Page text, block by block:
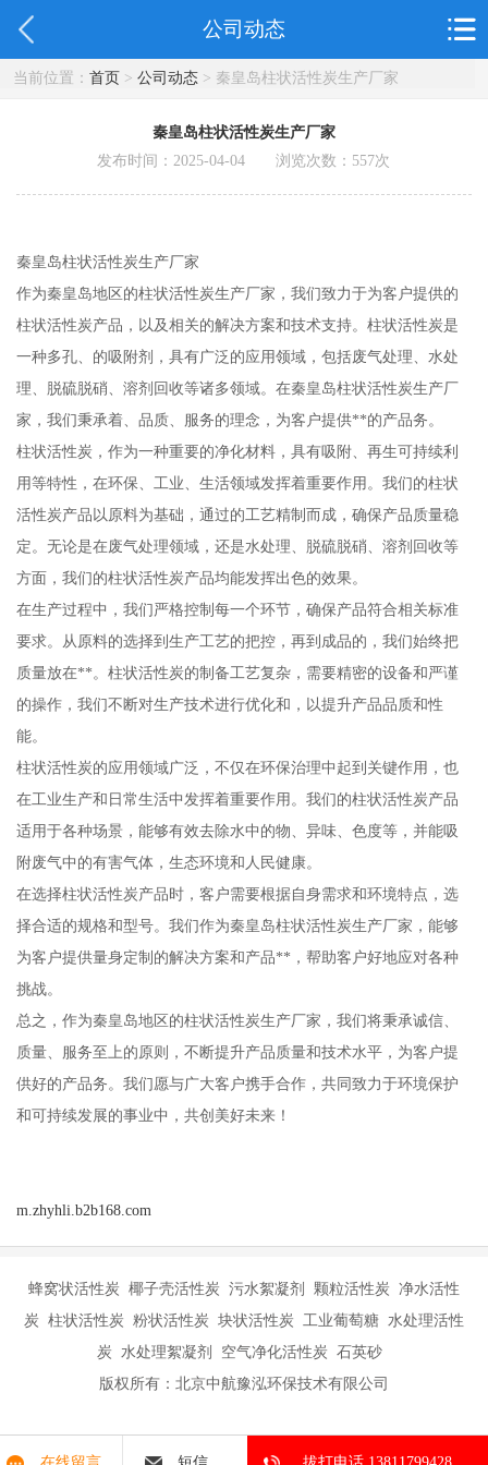
公司动态
当前位置： 首页> 公司动态> 秦皇岛柱状活性炭生产厂家
秦皇岛柱状活性炭生产厂家
发布时间：2025-04-04 浏览次数： 557次
秦皇岛柱状活性炭生产厂家
作为秦皇岛地区的柱状活性炭生产厂家，我们致力于为客户提供的
柱状活性炭产品，以及相关的解决方案和技术支持。柱状活性炭是
一种多孔、的吸附剂，具有广泛的应用领域，包括废气处理、水处
理、脱硫脱硝、溶剂回收等诸多领域。在秦皇岛柱状活性炭生产厂
家，我们秉承着、品质、服务的理念，为客户提供**的产品务。
柱状活性炭，作为一种重要的净化材料，具有吸附、再生可持续利
用等特性，在环保、工业、生活领域发挥着重要作用。我们的柱状
活性炭产品以原料为基础，通过的工艺精制而成，确保产品质量稳
定。无论是在废气处理领域，还是水处理、脱硫脱硝、溶剂回收等
方面，我们的柱状活性炭产品均能发挥出色的效果。
在生产过程中，我们严格控制每一个环节，确保产品符合相关标准
要求。从原料的选择到生产工艺的把控，再到成品的，我们始终把
质量放在**。柱状活性炭的制备工艺复杂，需要精密的设备和严谨
的操作，我们不断对生产技术进行优化和，以提升产品品质和性
能。
柱状活性炭的应用领域广泛，不仅在环保治理中起到关键作用，也
在工业生产和日常生活中发挥着重要作用。我们的柱状活性炭产品
适用于各种场景，能够有效去除水中的物、异味、色度等，并能吸
附废气中的有害气体，生态环境和人民健康。
在选择柱状活性炭产品时，客户需要根据自身需求和环境特点，选
择合适的规格和型号。我们作为秦皇岛柱状活性炭生产厂家，能够
为客户提供量身定制的解决方案和产品**，帮助客户好地应对各种
挑战。
总之，作为秦皇岛地区的柱状活性炭生产厂家，我们将秉承诚信、
质量、服务至上的原则，不断提升产品质量和技术水平，为客户提
供好的产品务。我们愿与广大客户携手合作，共同致力于环境保护
和可持续发展的事业中，共创美好未来！
m.zhyhli.b2b168.com
蜂窝状活性炭 椰子壳活性炭 污水絮凝剂 颗粒活性炭 净水活性
炭 柱状活性炭 粉状活性炭 块状活性炭 工业葡萄糖 水处理活性
炭 水处理絮凝剂 空气净化活性炭 石英砂
版权所有：北京中航豫泓环保技术有限公司